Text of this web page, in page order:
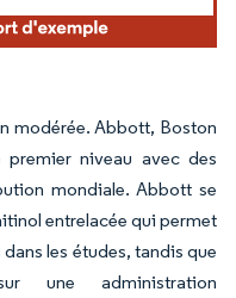
modérée. Abbott, Boston
niveau avec des
mondiale. Abbott se
entrelacée qui permet
les études, tandis que
une administration